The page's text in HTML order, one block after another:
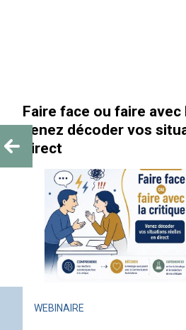
Faire face ou faire avec
venez décoder vos
direct
WEBINAIRE